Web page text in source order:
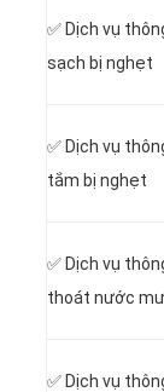
✅ Dịch vụ
sạch bị nghẹt
✅ Dịch vụ
tắm bị nghẹt
✅ Dịch vụ
thoát nước
✅ Dịch vụ